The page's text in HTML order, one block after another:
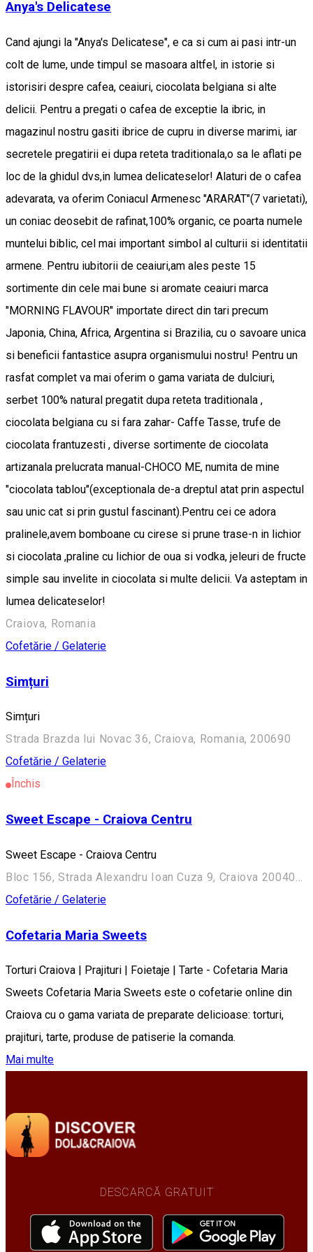
Anya's Delicatese
Cand ajungi la "Anya's Delicatese", e ca si cum ai pasi intr-un
colt de lume, unde timpul se masoara altfel, in istorie si
istorisiri despre cafea, ceaiuri, ciocolata belgiana si alte
delicii. Pentru a pregati o cafea de exceptie la ibric, in
magazinul nostru gasiti ibrice de cupru in diverse marimi, iar
secretele pregatirii ei dupa reteta traditionala,o sa le aflati pe
loc de la ghidul dvs,in lumea delicateselor! Alaturi de o cafea
adevarata, va oferim Coniacul Armenesc "ARARAT"(7 varietati),
un coniac deosebit de rafinat,100% organic, ce poarta numele
muntelui biblic, cel mai important simbol al culturii si identitatii
armene. Pentru iubitorii de ceaiuri,am ales peste 15
sortimente din cele mai bune si aromate ceaiuri marca
"MORNING FLAVOUR" importate direct din tari precum
Japonia, China, Africa, Argentina si Brazilia, cu o savoare unica
si beneficii fantastice asupra organismului nostru! Pentru un
rasfat complet va mai oferim o gama variata de dulciuri,
serbet 100% natural pregatit dupa reteta traditionala ,
ciocolata belgiana cu si fara zahar- Caffe Tasse, trufe de
ciocolata frantuzesti , diverse sortimente de ciocolata
artizanala prelucrata manual-CHOCO ME, numita de mine
"ciocolata tablou"(exceptionala de-a dreptul atat prin aspectul
sau unic cat si prin gustul fascinant).Pentru cei ce adora
pralinele,avem bomboane cu cirese si prune trase-n in lichior
si ciocolata ,praline cu lichior de oua si vodka, jeleuri de fructe
simple sau invelite in ciocolata si multe delicii. Va asteptam in
lumea delicateselor!
Craiova, Romania
Cofetărie / Gelaterie
Simțuri
Simțuri
Strada Brazda lui Novac 36, Craiova, Romania, 200690
Cofetărie / Gelaterie
Închis
Sweet Escape - Craiova Centru
Sweet Escape - Craiova Centru
Cofetărie / Gelaterie
Cofetaria Maria Sweets
Torturi Craiova | Prajituri | Foietaje | Tarte - Cofetaria Maria
Sweets Cofetaria Maria Sweets este o cofetarie online din
Craiova cu o gama variata de preparate delicioase: torturi,
prajituri, tarte, produse de patiserie la comanda.
Mai multe
DESCARCĂ GRATUIT